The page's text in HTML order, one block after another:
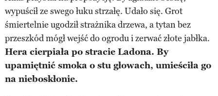
wypuścił ze swego łuku strzałę. Udało się. Grot
śmiertelnie ugodził strażnika drzewa, a tytan bez
przeszkód mógł wejść do ogrodu i zerwać złote jabłka.
Hera cierpiała po stracie Ladona. By
upamiętnić smoka o stu głowach, umieściła go
na nieboskłonie.